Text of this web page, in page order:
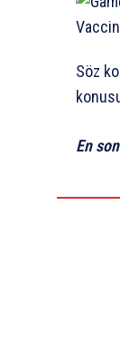
Söz
En